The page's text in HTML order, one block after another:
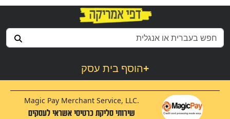
הוסף בית עסק+
Magic Pay Merchant Service, LLC.
שירותי סליקת כרטיסי אשראי לעסקים